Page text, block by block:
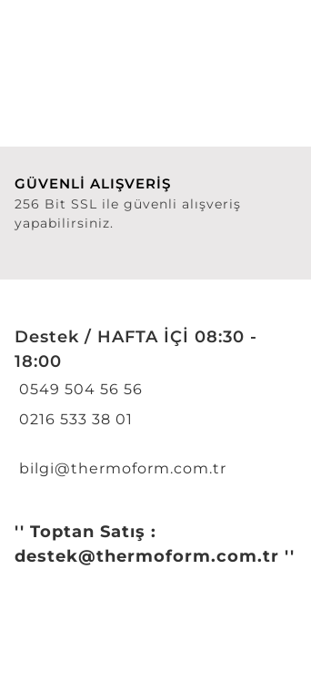
GÜVENLİ ALIŞVERİŞ
256 Bit SSL ile güvenli alışveriş
yapabilirsiniz.
Destek / HAFTA İÇİ 08:30 -
18:00
0549 504 56 56
0216 533 38 01
bilgi@thermoform.com.tr
'' Toptan Satış :
destek@thermoform.com.tr ''